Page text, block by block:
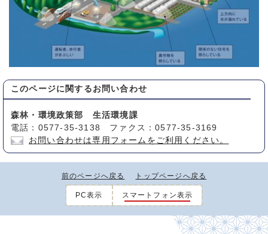
このページに関する お問い合わせ
森林・環境政策部 生活環境課
電話：0577-35-3138 ファクス：0577-35-3169
お問い合わせは専用フォームをご利用ください。
前のページへ戻る トップページへ戻る
PC表示 スマートフォン表示